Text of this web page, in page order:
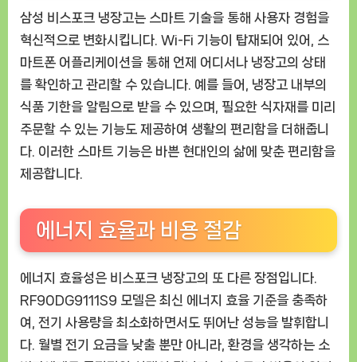
삼성 비스포크 냉장고는 스마트 기술을 통해 사용자 경험을
혁신적으로 변화시킵니다. Wi-Fi 기능이 탑재되어 있어, 스
마트폰 어플리케이션을 통해 언제 어디서나 냉장고의 상태
를 확인하고 관리할 수 있습니다. 예를 들어, 냉장고 내부의
식품 기한을 알림으로 받을 수 있으며, 필요한 식자재를 미리
주문할 수 있는 기능도 제공하여 생활의 편리함을 더해줍니
다. 이러한 스마트 기능은 바쁜 현대인의 삶에 맞춘 편리함을
제공합니다.
에너지 효율과 비용 절감
에너지 효율성은 비스포크 냉장고의 또 다른 장점입니다.
RF90DG9111S9 모델은 최신 에너지 효율 기준을 충족하
여, 전기 사용량을 최소화하면서도 뛰어난 성능을 발휘합니
다. 월별 전기 요금을 낮출 뿐만 아니라, 환경을 생각하는 소